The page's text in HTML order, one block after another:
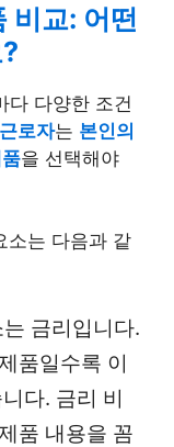
비교: 어떤
다 다양한 조건
근로자는 본인의
을 선택해야
소는 다음과 같
금리입니다.
품일수록 이
다. 금리 비
품 내용을 꼼